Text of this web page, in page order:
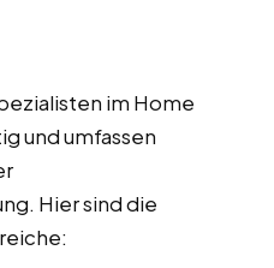
im Home
und umfassen
Hier sind die